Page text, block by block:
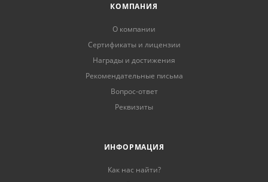
КОМПАНИЯ
О компании
Сертификаты и лицензии
Награды и достижения
Рекомендательные письма
Вопрос-ответ
Реквизиты
ИНФОРМАЦИЯ
Как нас найти?